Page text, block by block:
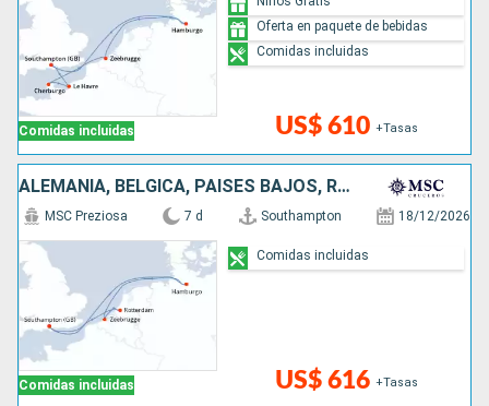
Comidas incluidas US$ 610 +Tasas
Oferta en paquete de bebidas
Comidas incluidas
ALEMANIA, BÉLGICA, PAISES BAJOS, REINO UNIDO
Comidas incluidas
MSC Preziosa 7 d Southampton 18/12/2026
US$ 616 +Tasas
Comidas incluidas